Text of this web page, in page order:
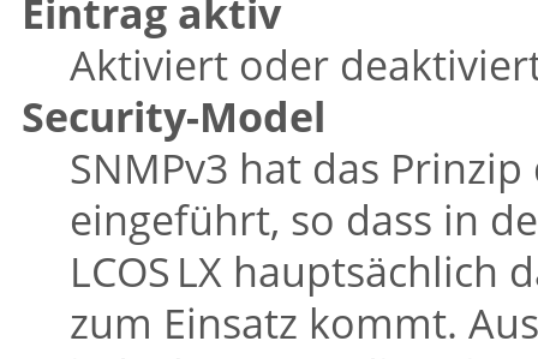
Eintrag aktiv
Aktiviert oder
Security-Model
SNMPv3 hat das
eingeführt, so dass in
LCOS LX hauptsächlich
zum Einsatz kommt.